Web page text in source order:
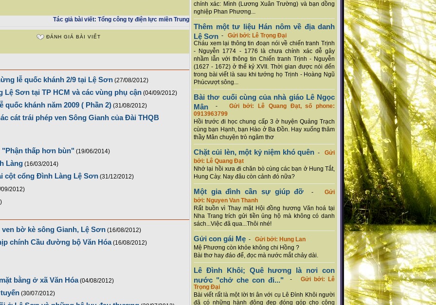
Tác giả bài viết: Tổng công ty điện lực miền Trung
ĐÁNH GIÁ BÀI VIẾT
lễ quốc khánh 2/9 tại Lệ Sơn (27/08/2012)
Sơn tại TP HCM và các vùng phụ cận (04/09/2012)
khánh năm 2009 ( Phần 2) (31/08/2012)
cát trái phép ven Sông Gianh của Đài THQB
"Phận thấp hơn bùn" (19/06/2014)
Làng (16/03/2014)
cột cổng Đình Làng Lệ Sơn (31/12/2012)
2012)
bờ kè sông Gianh, Lệ Sơn (16/08/2012)
chính Cầu đường bộ Văn Hóa (16/08/2012)
bằng ở xã Văn Hóa (04/08/2012)
(30/07/2012)
chính xác: Mình (Lương Xuân Trường) và bạn dồng
nghiệp Phan Phương...
Thêm một tư liệu Hán nôm về địa danh
Lệ Sơn - Gửi bởi: Lê Trọng Đại
Cháu xem lại thông tin đoạn nói về chiến tranh Trịnh
- Nguyễn 1774 - 1776 là chưa chính xác dễ gây
nhầm lẫn với thông tin Chiến tranh Trịnh - Nguyễn
(1627 - 1672) ở thế kỷ XVII. Thời gian được nói đến
trong bài viết là sau khi tướng họ Trịnh - Hoàng Ngũ
Phúcvượt sông...
Bài thơ cuối cùng của nhà giáo Lê Ngọc
Mân - Gửi bởi: Lê Quang Đạt, số phone:
0913963799
Hồi trước đi học chung cấp 3 ở huyện Quảng Trạch
cùng bạn Hạnh, bạn Hào ở Ba Đồn. Hay xuống thăm
thầy Mân chuyện trò ngâm thơ
Chặt củi lèn, một kỷ niệm khó quên-Gửi
bởi: Lê Quang Đạt
Nhớ lại hồi xưa đi chăn bò cùng các bạn ở Hung Tắt,
Hung Cày. Nay đâu còn cảnh đó nữa?
Một gia đình cần sự giúp đỡ -Gửi
bởi: Nguyen Van Thanh
Rất buồn vì Thay mặt Hội đồng hương Văn hoá tại
Nha Trang trích gửi tiền ủng hộ mà không có danh
sách...Việc đã qua...Thôi nhé!
Gửi con gái Mẹ - Gửi bởi: Hung Lan
Mệ Phương còn khỏe không chi Hồng ?
Bài thơ hay đáo để, đọc mà nước mắt chảy dài.
Lê Đình Khôi; Quê hương là nơi con
nước "chở che con đi..." - Gửi bởi: Lê
Trọng Đại
Bài viết rất là một lời tri ân với cụ Lê Đình Khôi người
đã có những hành động đẹp đóng góp cho cộng